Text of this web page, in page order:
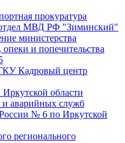
прокуратура
МВД РФ "Зиминский"
министерства
опеки и попечительства
Кадровый центр
области
аварийных служб
№ 6 по Иркутской
регионального